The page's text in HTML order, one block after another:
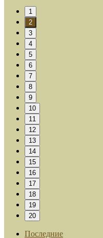
1
2
3
4
5
6
7
8
9
10
11
12
13
14
15
16
17
18
19
20
Последние